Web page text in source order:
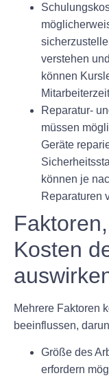
verstehen
können
Reparatur-
müssen
Geräte
können je
Reparaturen
Kosten
Mehrere Faktoren
beeinflussen,
Größe des
erfordern